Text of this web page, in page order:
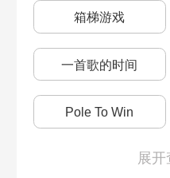
机型配置
预抽卡地址
祖辈的钻头
失控
9月25日
9月22日
箱梯游戏
一首歌的时间
Pole To Win
展开